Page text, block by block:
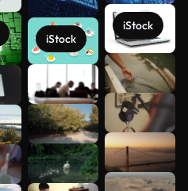
iStock
iStock
Voir plus